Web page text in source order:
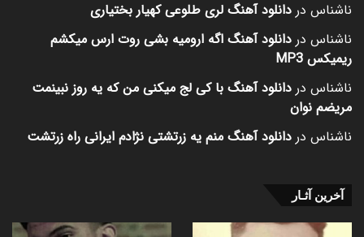
ناشناس در دانلود آهنگ لری طلوعی کهیار بختیاری
ناشناس در دانلود آهنگ اگه ارومیه بشی روت ارس میکشم
ریمیکس MP3
ناشناس در دانلود آهنگ با کی لج میکنی من که یه روز نبینمت
مریضم نوان
ناشناس در دانلود آهنگ منم یه زرتشتی نژادم ایرانی راه زرتشت
آخرین آثـار